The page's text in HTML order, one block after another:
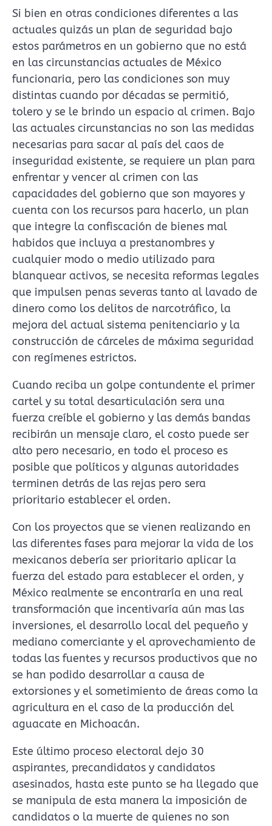
Si bien en otras condiciones diferentes a las
actuales quizás un plan de seguridad bajo
estos parámetros en un gobierno que no está
en las circunstancias actuales de México
funcionaria, pero las condiciones son muy
distintas cuando por décadas se permitió,
tolero y se le brindo un espacio al crimen. Bajo
las actuales circunstancias no son las medidas
necesarias para sacar al país del caos de
inseguridad existente, se requiere un plan para
enfrentar y vencer al crimen con las
capacidades del gobierno que son mayores y
cuenta con los recursos para hacerlo, un plan
que integre la confiscación de bienes mal
habidos que incluya a prestanombres y
cualquier modo o medio utilizado para
blanquear activos, se necesita reformas legales
que impulsen penas severas tanto al lavado de
dinero como los delitos de narcotráfico, la
mejora del actual sistema penitenciario y la
construcción de cárceles de máxima seguridad
con regímenes estrictos.
Cuando reciba un golpe contundente el primer
cartel y su total desarticulación sera una
fuerza creíble el gobierno y las demás bandas
recibirán un mensaje claro, el costo puede ser
alto pero necesario, en todo el proceso es
posible que políticos y algunas autoridades
terminen detrás de las rejas pero sera
prioritario establecer el orden.
Con los proyectos que se vienen realizando en
las diferentes fases para mejorar la vida de los
mexicanos debería ser prioritario aplicar la
fuerza del estado para establecer el orden, y
México realmente se encontraría en una real
transformación que incentivaría aún mas las
inversiones, el desarrollo local del pequeño y
mediano comerciante y el aprovechamiento de
todas las fuentes y recursos productivos que no
se han podido desarrollar a causa de
extorsiones y el sometimiento de áreas como la
agricultura en el caso de la producción del
aguacate en Michoacán.
Este último proceso electoral dejo 30
aspirantes, precandidatos y candidatos
asesinados, hasta este punto se ha llegado que
se manipula de esta manera la imposición de
candidatos o la muerte de quienes no son